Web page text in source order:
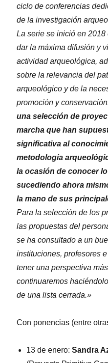
ciclo de conferencias
de la investigación
La serie se inició en
dar la máxima difusión y
actividad arqueológica,
sobre la relevancia del
arqueológico y de la
promoción y
una selección de
marcha que han
significativa al
metodología
la ocasión de conocer
sucediendo ahora
la mano de sus
Para la selección de los
las propuestas del
se ha consultado a un
instituciones, profesores
tener una perspectiva
continuaremos
de una lista cerrada.»
Con ponencias (entre
13 de enero: Sandra